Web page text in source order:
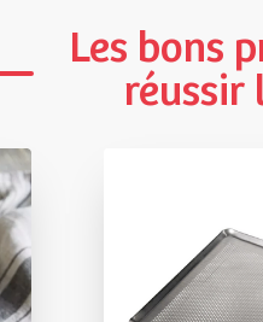
Les bons
réussir